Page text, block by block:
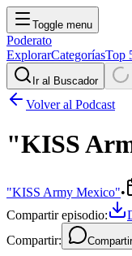
Toggle menu
Poderato
ExplorarCategoríasTop
Ir al Buscador
Volver al Podcast
"KISS
"KISS Army Mexico"•
Compartir episodio:
Compartir: